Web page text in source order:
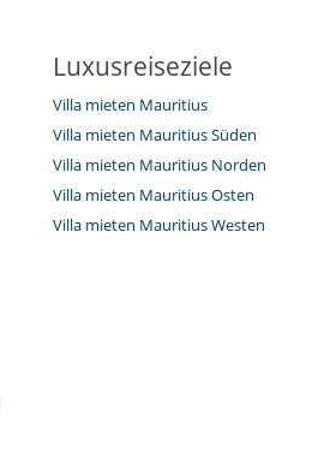
Luxusreiseziele
Villa mieten Mauritius
Villa mieten Mauritius Süden
Villa mieten Mauritius Norden
Villa mieten Mauritius Osten
Villa mieten Mauritius Westen